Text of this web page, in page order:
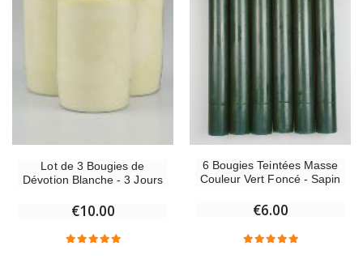
Lot de 3 Bougies de
Dévotion Blanche - 3 Jours
€10.00
6 Bougies Teintées Masse
Couleur Vert Foncé - Sapin
€6.00